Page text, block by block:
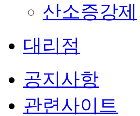
산소증강제
대리점
공지사항
관련사이트